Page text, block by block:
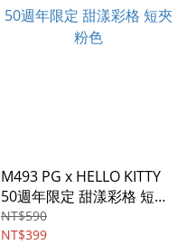
M493 PG x HELLO KITTY
50週年限定 甜漾彩格 短夾
粉色
NT$590
NT$399